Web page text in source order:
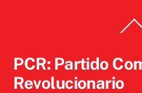
PCR: Partido
Revolucionario